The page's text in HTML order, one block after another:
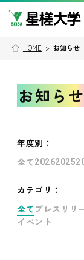
HOME > お知らせ
お知らせ
年度別 ：
全て20262025
カテゴリ：
全て プレスリリ
イベント